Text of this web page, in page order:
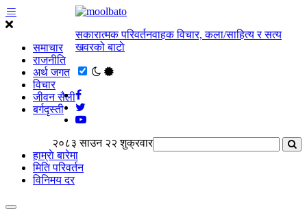
समाचार
राजनीति
अर्थ जगत
विचार
जीवन सैली
बर्गदृस्ती
सकारात्मक परिवर्तनवाहक विचार, कला/साहित्य र सत्य
खवरको बाटाे
२०८३ साउन २२ शुक्रवार
हाम्राे बारेमा
मिति परिवर्तन
विनिमय दर